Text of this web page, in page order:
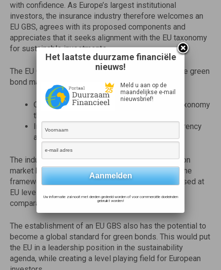
with confidence. As Europe’s largest institutional
investors, the insurance industry therefore welcomes an
EU GBS, agrees with its proposed components and
appreciates that it seeks alignment with the EU taxonomy
for sustainable investments.
The EU GBS can help facilitate investors’ trust in the green
bond market by ensuring that:
Covered projects are aligned with the EU Taxonomy
through to their maturity.
Investors are provided with enough transparency
and access to reliable/usable information.
The industry appreciates that the standard is built on
market best practices and highlights the need for the
framework’s core components to remain standardised at
EU level to safeguard transparency, uniformity and
comparability.
The establishment of an EU GBS also has the potential to
become a global standard for green bonds. This would put
the EU in a leadership position in the sustainability
agenda, while creating a level playing field for European
Het laatste duurzame financiële
nieuws!
Meld u aan op de
maandelijkse e-mail
nieuwsbrief!
Uw informatie zal nooit met derden gedeeld worden of voor commerciële doeleinden
gebruikt worden!